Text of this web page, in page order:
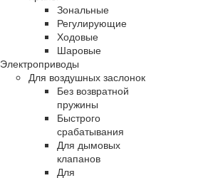
Зональные
Регулирующие
Ходовые
Шаровые
Электроприводы
Для воздушных заслонок
Без возвратной
пружины
Быстрого
срабатывания
Для дымовых
клапанов
Для